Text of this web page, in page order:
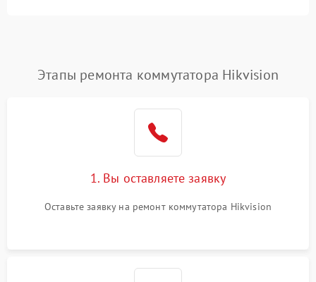
Этапы ремонта коммутатора Hikvision
1. Вы оставляете заявку
Оставьте заявку на ремонт коммутатора Hikvision